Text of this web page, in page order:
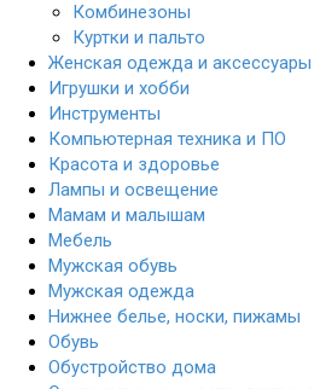
Комбинезоны
Куртки и пальто
Женская одежда и аксессуары
Игрушки и хобби
Инструменты
Компьютерная техника и ПО
Красота и здоровье
Лампы и освещение
Мамам и малышам
Мебель
Мужская обувь
Мужская одежда
Нижнее белье, носки, пижамы
Обувь
Обустройство дома